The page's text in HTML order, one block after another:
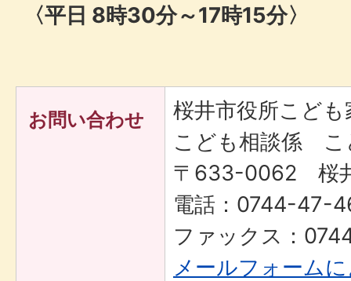
〈平日 8時30分～17時15分〉
お問い合わせ
桜井市役所こど
こども相談係 こ
〒633-0062 桜
電話：0744-47-
ファックス：
メールフォーム